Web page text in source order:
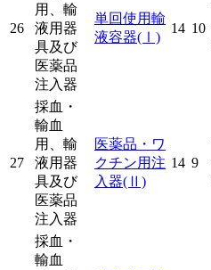
26
用、輸
液用器
具及び
医薬品
注入器
単回使用輸
液容器(Ⅰ)
14 10
27
採血・
輸血
用、輸
液用器
具及び
医薬品
注入器
医薬品・ワ
クチン用注
入器(Ⅱ)
14 9
採血・
輸血